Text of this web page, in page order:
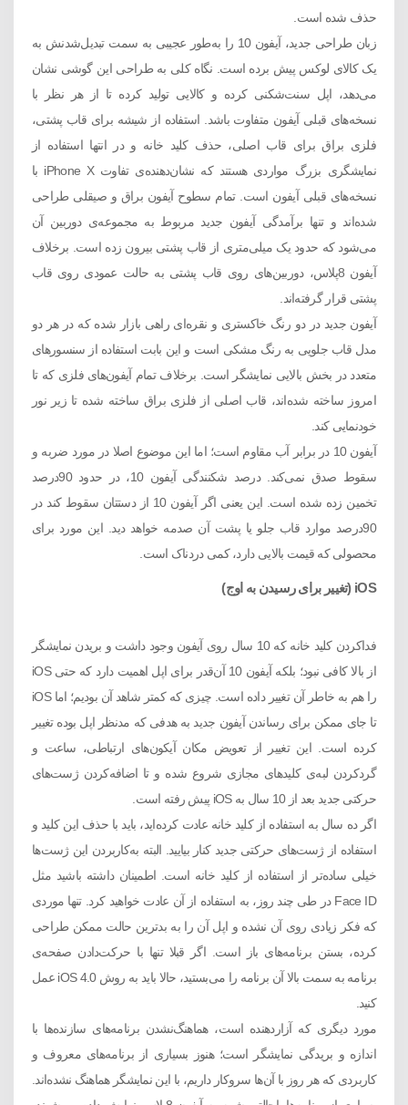
حذف‌ شده‌ است.
زبان طراحی جدید، آیفون 10 را به‌طور عجیبی به سمت تبدیل‌شدنش به
یک کالای لوکس پیش برده است. نگاه کلی به طراحی این گوشی نشان
می‌دهد، اپل سنت‌شکنی کرده و کالایی تولید کرده تا از هر نظر با
نسخه‌های قبلی آیفون متفاوت باشد. استفاده از شیشه برای قاب پشتی،
فلزی براق برای قاب اصلی، حذف کلید خانه و در انتها استفاده از
نمایشگری بزرگ مواردی هستند که نشان‌دهنده‌ی تفاوت iPhone X با
نسخه‌های قبلی آیفون است. تمام سطوح آیفون براق و صیقلی طراحی
‌شده‌اند و تنها برآمدگی آیفون جدید مربوط به مجموعه‌ی دوربین آن
می‌شود که حدود یک میلی‌متری از قاب پشتی بیرون زده است. برخلاف
آیفون 8پلاس، دوربین‌های روی قاب پشتی به حالت عمودی روی قاب
پشتی قرار گرفته‌اند.
آیفون جدید در دو رنگ خاکستری و نقره‌ای راهی بازار شده که در هر دو
مدل قاب جلویی به رنگ مشکی است و این بابت استفاده از سنسورهای
متعدد در بخش بالایی نمایشگر است. برخلاف تمام آیفون‌های فلزی که تا
امروز ساخته‌ شده‌اند، قاب اصلی از فلزی براق ساخته ‌شده تا زیر نور
خودنمایی کند.
آیفون 10 در برابر آب مقاوم است؛ اما این موضوع اصلا در مورد ضربه و
سقوط صدق نمی‌کند. درصد شکنندگی آیفون 10، در حدود 90درصد
تخمین ‌زده ‌شده است. این یعنی اگر آیفون 10 از دستتان سقوط کند در
90درصد موارد قاب جلو یا پشت آن صدمه خواهد دید. این مورد برای
محصولی که قیمت بالایی دارد، کمی دردناک است.
iOS (تغییر برای رسیدن به اوج)
فداکردن کلید خانه که 10 سال روی آیفون وجود داشت و بریدن نمایشگر
از بالا کافی نبود؛ بلکه آیفون 10 آن‌قدر برای اپل اهمیت دارد که حتی iOS
را هم به خاطر آن تغییر داده است. چیزی که کمتر شاهد آن بودیم؛ اما iOS
تا جای ممکن برای رساندن آیفون جدید به هدفی که مدنظر اپل بوده تغییر
کرده است. این تغییر از تعویض مکان آیکون‌های ارتباطی، ساعت و
گردکردن لبه‌ی کلید‌های مجازی شروع ‌شده و تا اضافه‌کردن ژست‌های
حرکتی جدید بعد از 10 سال به iOS پیش رفته است.
اگر ده سال به استفاده از کلید خانه عادت کرده‌اید، باید با حذف این کلید و
استفاده از ژست‌های حرکتی جدید کنار بیایید. البته به‌کاربردن این ژست‌ها
خیلی ساده‌تر از استفاده از کلید خانه است. اطمینان داشته باشید مثل
Face ID در طی چند روز، به استفاده از آن عادت خواهید کرد. تنها موردی
که فکر زیادی روی آن نشده و اپل آن را به بدترین حالت ممکن طراحی
کرده، بستن برنامه‌های باز است. اگر قبلا تنها با حرکت‌دادن صفحه‌ی
برنامه به سمت بالا آن برنامه را می‌بستید، حالا باید به روش iOS 4.0 عمل
کنید.
مورد دیگری که آزاردهنده است، هماهنگ‌نشدن برنامه‌های سازنده‌ها با
اندازه و بریدگی نمایشگر است؛ هنوز بسیاری از برنامه‌های معروف و
کاربردی که هر روز با آن‌ها سروکار داریم، با این نمایشگر هماهنگ نشده‌اند.